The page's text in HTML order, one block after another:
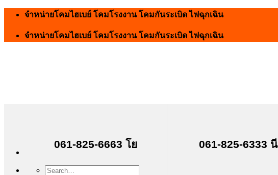
Skip
content
จำหน่ายโคมไฮเบย์ โคมโรงงาน โคมกันระเบิด ไฟฉุกเฉิน
จำหน่ายโคมไฮเบย์ โคมโรงงาน โคมกันระเบิด ไฟฉุกเฉิน
Search
061-825-6663 โย 061-825-6333 นี